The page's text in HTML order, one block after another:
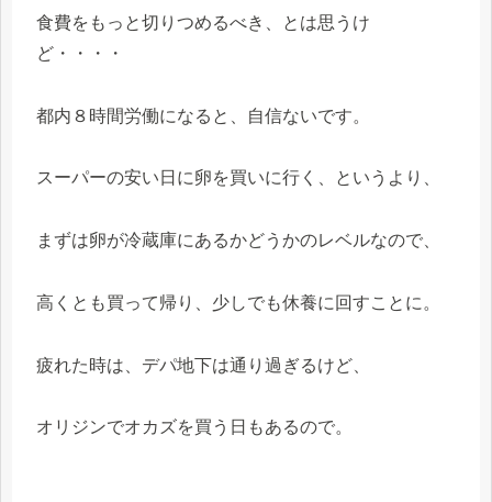
食費をもっと切りつめるべき、とは思うけ
ど・・・・
都内８時間労働になると、自信ないです。
スーパーの安い日に卵を買いに行く、というより、
まずは卵が冷蔵庫にあるかどうかのレベルなので、
高くとも買って帰り、少しでも休養に回すことに。
疲れた時は、デパ地下は通り過ぎるけど、
オリジンでオカズを買う日もあるので。